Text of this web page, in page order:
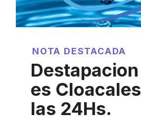
NOTA DESTACADA
Destapacion
es Cloacales
las 24Hs.